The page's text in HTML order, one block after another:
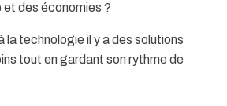
et des économies ?
la technologie il y a des solutions
tout en gardant son rythme de